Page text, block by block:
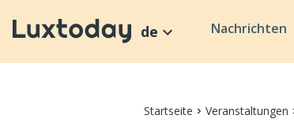
de Nachrichten
Startseite Veranstaltungen